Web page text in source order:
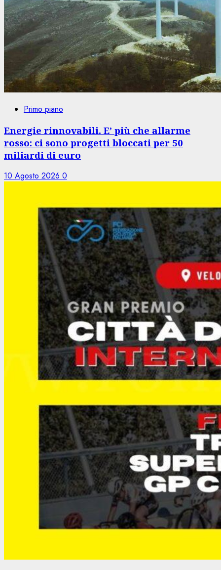
Primo piano
Energie rinnovabili. E’ più che allarme
rosso: ci sono progetti bloccati per 50
miliardi di euro
10 Agosto 2026 0